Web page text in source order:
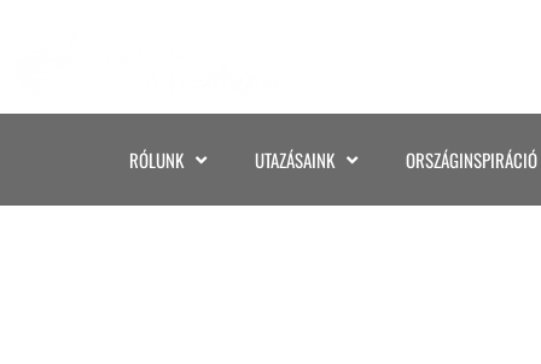
RÓLUNK UTAZÁSAINK ORSZÁGINSPIRÁCIÓ